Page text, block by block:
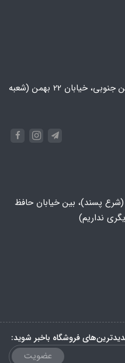
تهران، پونک، خیابان ایران زمین جنوبی، خیابان 22 بهمن (شعبه
(شرع پسند)، بین خیابان حافظ
فروشگاه باخبر شوید:
عضویت